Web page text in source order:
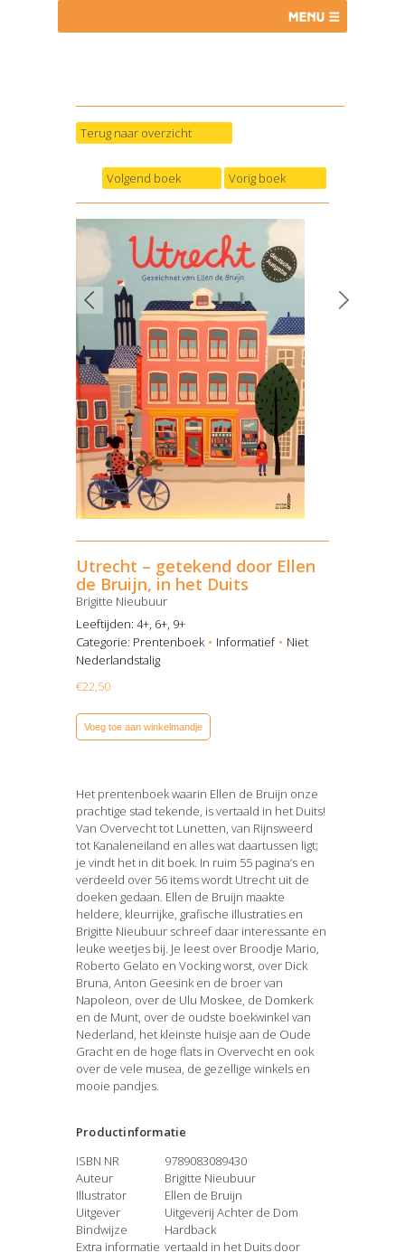
Terug naar overzicht
Volgend boek Vorig boek
Utrecht – getekend door Ellen
de Bruijn, in het Duits
Brigitte Nieubuur
Leeftijden: 4+, 6+, 9+
Categorie: Prentenboek Informatief
Niet
Nederlandstalig
€22,50
Voeg toe aan winkelmandje
Het prentenboek waarin Ellen de Bruijn onze
prachtige stad tekende, is vertaald in het Duits!
Van Overvecht tot Lunetten, van Rijnsweerd
tot Kanaleneiland en alles wat daartussen ligt;
je vindt het in dit boek. In ruim 55 pagina’s en
verdeeld over 56 items wordt Utrecht uit de
doeken gedaan. Ellen de Bruijn maakte
heldere, kleurrijke, grafische illustraties en
Brigitte Nieubuur schreef daar interessante en
leuke weetjes bij. Je leest over Broodje Mario,
Roberto Gelato en Vocking worst, over Dick
Bruna, Anton Geesink en de broer van
Napoleon, over de Ulu Moskee, de Domkerk
en de Munt, over de oudste boekwinkel van
Nederland, het kleinste huisje aan de Oude
Gracht en de hoge flats in Overvecht en ook
over de vele musea, de gezellige winkels en
mooie pandjes.
Productinformatie
ISBN NR
9789083089430
Auteur
Brigitte Nieubuur
Illustrator
Ellen de Bruijn
Uitgever
Uitgeverij Achter de Dom
Bindwijze
Hardback
Extra informatie vertaald in het Duits door